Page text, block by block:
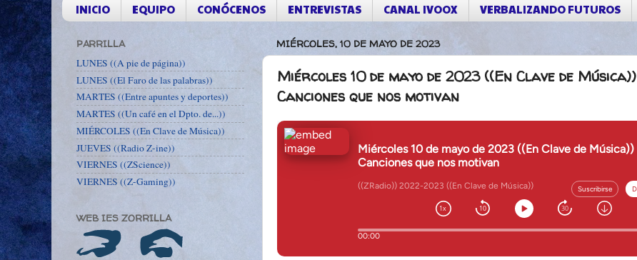
INICIO EQUIPO CONÓCENOS ENTREVISTAS CANAL IVOOX VERBALIZANDO FUTUROS
MIÉRCOLES, 10 DE MAYO DE 2023
Miércoles 10 de mayo de 2023 ((En Clave de Música))
Canciones que nos motivan
PARRILLA
LUNES ((A pie de página))
LUNES ((El Faro de las palabras))
MARTES ((Entre apuntes y deportes))
MARTES ((Un café en el Dpto. de...))
MIÉRCOLES ((En Clave de Música))
JUEVES ((Radio Z-ine))
VIERNES ((ZScience))
VIERNES ((Z-Gaming))
WEB IES ZORRILLA